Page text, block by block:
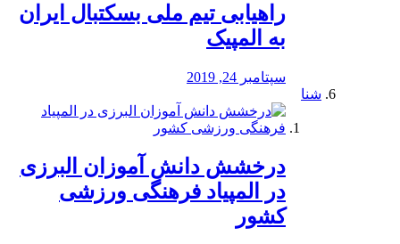
راهیابی تیم ملی بسکتبال ایران
به المپیک
سپتامبر 24, 2019
شنا
درخشش دانش آموزان البرزی
در المپیاد فرهنگی ورزشی
کشور